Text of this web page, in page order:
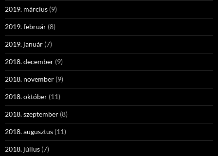
2019. március (9)
2019. február (8)
2019. január (7)
2018. december (9)
2018. november (9)
2018. október (11)
2018. szeptember (8)
2018. augusztus (11)
2018. július (7)